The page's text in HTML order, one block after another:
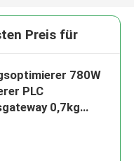
Preis für
780W
PLC
0,7kg